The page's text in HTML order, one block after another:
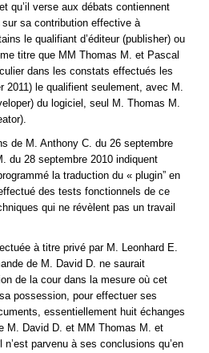
qu’il verse aux débats contiennent
sa contribution effective à
le qualifiant d’éditeur (publisher) ou
titre que MM Thomas M. et Pascal
dans les constats effectués les
2011) le qualifient seulement, avec M.
du logiciel, seul M. Thomas M.
de M. Anthony C. du 26 septembre
du 28 septembre 2010 indiquent
la traduction du « plugin” en
des tests fonctionnels de ce
qui ne révèlent pas un travail
à titre privé par M. Leonhard E.
de M. David D. ne saurait
de la cour dans la mesure où cet
possession, pour effectuer ses
essentiellement huit échanges
M. David D. et MM Thomas M. et
parvenu à ses conclusions qu’en